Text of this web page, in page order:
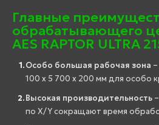
Главные
обрабатывающего
AES RAPTOR ULTRA
Особо большая рабочая зона
100 x 5 700 x 200 мм для особо
Высокая производительность
по X/Y сокращают время